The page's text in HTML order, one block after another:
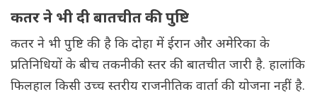
कतर ने भी दी बातचीत की पुष्टि
कतर ने भी पुष्टि की है कि दोहा में ईरान और अमेरिका के
प्रतिनिधियों के बीच तकनीकी स्तर की बातचीत जारी है. हालांकि
फिलहाल किसी उच्च स्तरीय राजनीतिक वार्ता की योजना नहीं है.